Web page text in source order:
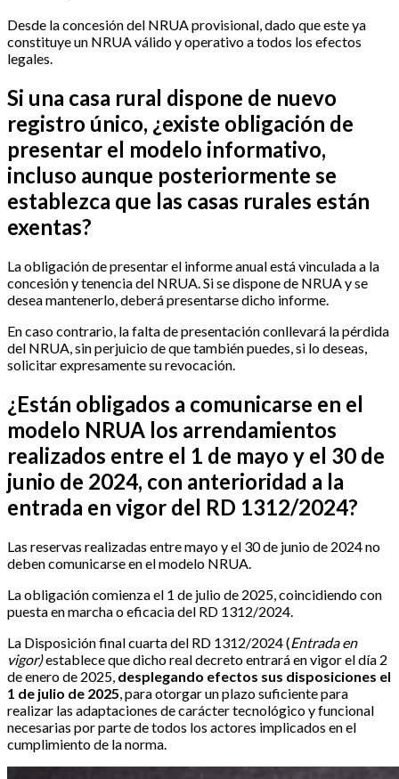
Desde la concesión del NRUA provisional, dado que este ya
constituye un NRUA válido y operativo a todos los efectos
legales.
Si una casa rural dispone de nuevo
registro único, ¿existe obligación de
presentar el modelo informativo,
incluso aunque posteriormente se
establezca que las casas rurales están
exentas?
La obligación de presentar el informe anual está vinculada a la
concesión y tenencia del NRUA. Si se dispone de NRUA y se
desea mantenerlo, deberá presentarse dicho informe.
En caso contrario, la falta de presentación conllevará la pérdida
del NRUA, sin perjuicio de que también puedes, si lo deseas,
solicitar expresamente su revocación.
¿Están obligados a comunicarse en el
modelo NRUA los arrendamientos
realizados entre el 1 de mayo y el 30 de
junio de 2024, con anterioridad a la
entrada en vigor del RD 1312/2024?
Las reservas realizadas entre mayo y el 30 de junio de 2024 no
deben comunicarse en el modelo NRUA.
La obligación comienza el 1 de julio de 2025, coincidiendo con
puesta en marcha o eficacia del RD 1312/2024.
La Disposición final cuarta del RD 1312/2024 (Entrada en
vigor)establece que dicho real decreto entrará en vigor el día 2
de enero de 2025, desplegando efectos sus disposiciones el
1 de julio de 2025 , para otorgar un plazo suficiente para
realizar las adaptaciones de carácter tecnológico y funcional
necesarias por parte de todos los actores implicados en el
cumplimiento de la norma.